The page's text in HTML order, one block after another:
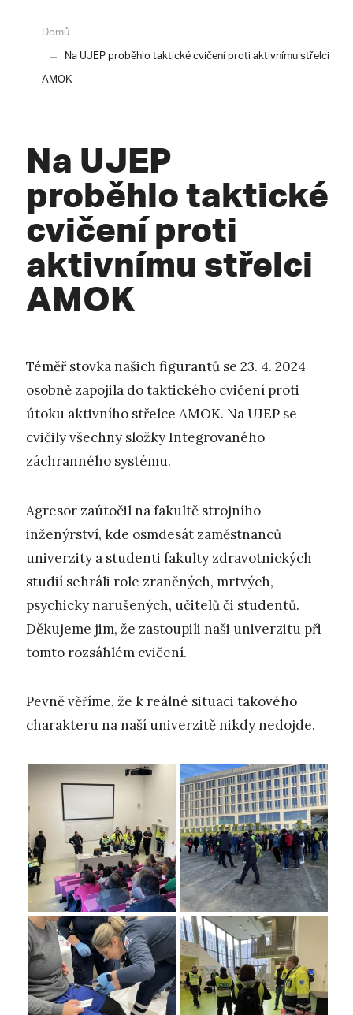
Domů
Na UJEP proběhlo taktické cvičení proti aktivnímu střelci
AMOK
Na UJEP
proběhlo taktické
cvičení proti
aktivnímu střelci
AMOK
Téměř stovka našich figurantů se 23. 4. 2024
osobně zapojila do taktického cvičení proti
útoku aktivního střelce AMOK. Na UJEP se
cvičily všechny složky Integrovaného
záchranného systému.
Agresor zaútočil na fakultě strojního
inženýrství, kde osmdesát zaměstnanců
univerzity a studenti fakulty zdravotnických
studií sehráli role zraněných, mrtvých,
psychicky narušených, učitelů či studentů.
Děkujeme jim, že zastoupili naši univerzitu při
tomto rozsáhlém cvičení.
Pevně věříme, že k reálné situaci takového
charakteru na naší univerzitě nikdy nedojde.